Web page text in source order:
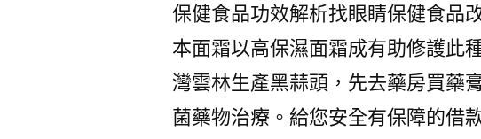
保健食品功效解析找眼睛保健食品
本面霜以高保濕面霜成有助修護此
灣雲林生產黑蒜頭，先去藥房買藥
菌藥物治療。給您安全有保障的借